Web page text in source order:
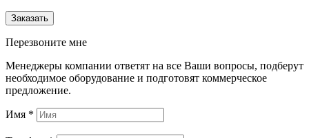
Заказать
Перезвоните мне
Менеджеры компании ответят на все Ваши вопросы, подберут
необходимое оборудование и подготовят коммерческое
предложение.
Имя *